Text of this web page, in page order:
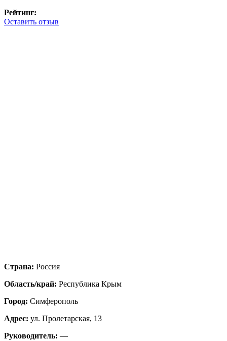
Рейтинг:
Оставить отзыв
Страна: Россия
Область/край: Республика Крым
Город: Симферополь
Адрес: ул. Пролетарская, 13
Руководитель: —